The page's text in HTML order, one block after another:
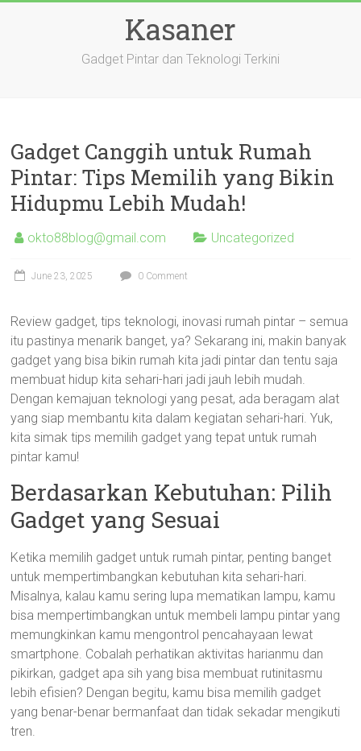
Kasaner
Gadget Pintar dan Teknologi Terkini
Gadget Canggih untuk Rumah
Pintar: Tips Memilih yang Bikin
Hidupmu Lebih Mudah!
okto88blog@gmail.com Uncategorized
June 23, 2025 0 Comment
Review gadget, tips teknologi, inovasi rumah pintar – semua
itu pastinya menarik banget, ya? Sekarang ini, makin banyak
gadget yang bisa bikin rumah kita jadi pintar dan tentu saja
membuat hidup kita sehari-hari jadi jauh lebih mudah.
Dengan kemajuan teknologi yang pesat, ada beragam alat
yang siap membantu kita dalam kegiatan sehari-hari. Yuk,
kita simak tips memilih gadget yang tepat untuk rumah
pintar kamu!
Berdasarkan Kebutuhan: Pilih
Gadget yang Sesuai
Ketika memilih gadget untuk rumah pintar, penting banget
untuk mempertimbangkan kebutuhan kita sehari-hari.
Misalnya, kalau kamu sering lupa mematikan lampu, kamu
bisa mempertimbangkan untuk membeli lampu pintar yang
memungkinkan kamu mengontrol pencahayaan lewat
smartphone. Cobalah perhatikan aktivitas harianmu dan
pikirkan, gadget apa sih yang bisa membuat rutinitasmu
lebih efisien? Dengan begitu, kamu bisa memilih gadget
yang benar-benar bermanfaat dan tidak sekadar mengikuti
tren.